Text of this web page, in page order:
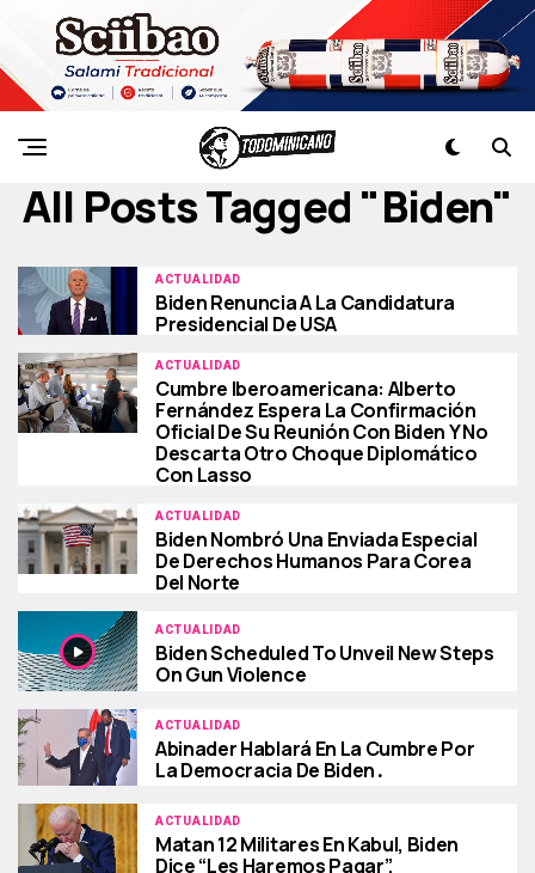
All Posts Tagged "biden"
ACTUALIDAD
Biden Renuncia A La Candidatura
Presidencial De USA
ACTUALIDAD
Cumbre Iberoamericana: Alberto
Fernández Espera La Confirmación
Oficial De Su Reunión Con Biden Y No
Descarta Otro Choque Diplomático
Con Lasso
ACTUALIDAD
Biden Nombró Una Enviada Especial
De Derechos Humanos Para Corea
Del Norte
ACTUALIDAD
Biden Scheduled To Unveil New Steps
On Gun Violence
ACTUALIDAD
Abinader Hablará En La Cumbre Por
La Democracia De Biden․
ACTUALIDAD
Matan 12 Militares En Kabul, Biden
Dice “les Haremos Pagar”.